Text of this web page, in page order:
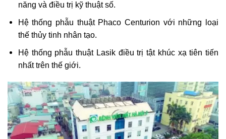
năng và điều trị kỹ thuật số.
Hệ thống phẫu thuật Phaco Centurion với những loại
thế thủy tinh nhân tạo.
Hệ thống phẫu thuật Lasik điều trị tật khúc xạ tiên tiến
nhất trên thế giới.